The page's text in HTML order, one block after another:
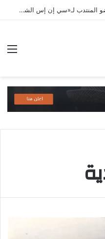
مارك فيلينتورف يتولى منصب العضو المنتدب لـ«سي إن إس الشرق الأوسط» ويشرف على شركات قطاع التكنولوجيا ضمن مجموعة غباش